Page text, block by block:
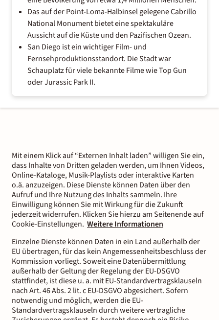
Das auf der Point-Loma-Halbinsel gelegene Cabrillo
National Monument bietet eine spektakuläre
Aussicht auf die Küste und den Pazifischen Ozean.
San Diego ist ein wichtiger Film- und
Fernsehproduktionsstandort. Die Stadt war
Schauplatz für viele bekannte Filme wie Top Gun
oder Jurassic Park II.
Mit einem Klick auf “Externen Inhalt laden” willigen Sie ein,
dass Inhalte von Dritten geladen werden, um Ihnen Videos,
Online-Kataloge, Musik-Playlists oder interaktive Karten
o.ä. anzuzeigen. Diese Dienste können Daten über den
Aufruf und Ihre Nutzung des Inhalts sammeln. Ihre
Einwilligung können Sie mit Wirkung für die Zukunft
jederzeit widerrufen. Klicken Sie hierzu am Seitenende auf
Cookie-Einstellungen. Weitere Informationen
Einzelne Dienste können Daten in ein Land außerhalb der
EU übertragen, für das kein Angemessenheitsbeschluss der
Kommission vorliegt. Soweit eine Datenübermittlung
außerhalb der Geltung der Regelung der EU-DSGVO
stattfindet, ist diese u. a. mit EU-Standardvertragsklauseln
nach Art. 46 Abs. 2 lit. c EU-DSGVO abgesichert. Sofern
notwendig und möglich, werden die EU-
Standardvertragsklauseln durch weitere vertragliche